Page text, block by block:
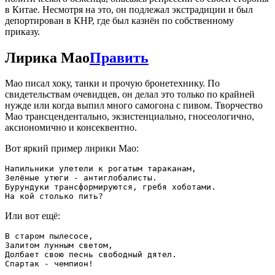
в Китае. Несмотря на это, он подлежал экстрадиции и был
депортирован в КНР, где был казнён по собственному
приказу.
Лирика МаоПравить
Мао писал хоку, танки и прочую бронетехнику. По
свидетельствам очевидцев, он делал это только по крайней
нужде или когда выпил много самогона с пивом. Творчество
Мао трансцендентально, экзистенциально, гносеологично,
аксиономично и консеквентно.
Вот яркий пример лирики Мао:
Напильники улетели к рогатым тараканам,
Зелёные утюги - антиглобалисты.
Бурундуки трансформируются, гребя хоботами.
Или вот ещё:
В старом пылесосе,
Залитом лунным светом,
Долбает свою песнь свободный дятел.